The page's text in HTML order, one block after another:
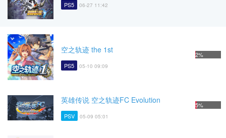
PS5 06-27 11:42
空之轨迹 the 1st
PS5 05-10 09:09
2%
英雄传说 空之轨迹FC Evolution
PSV 05-09 05:01
5%